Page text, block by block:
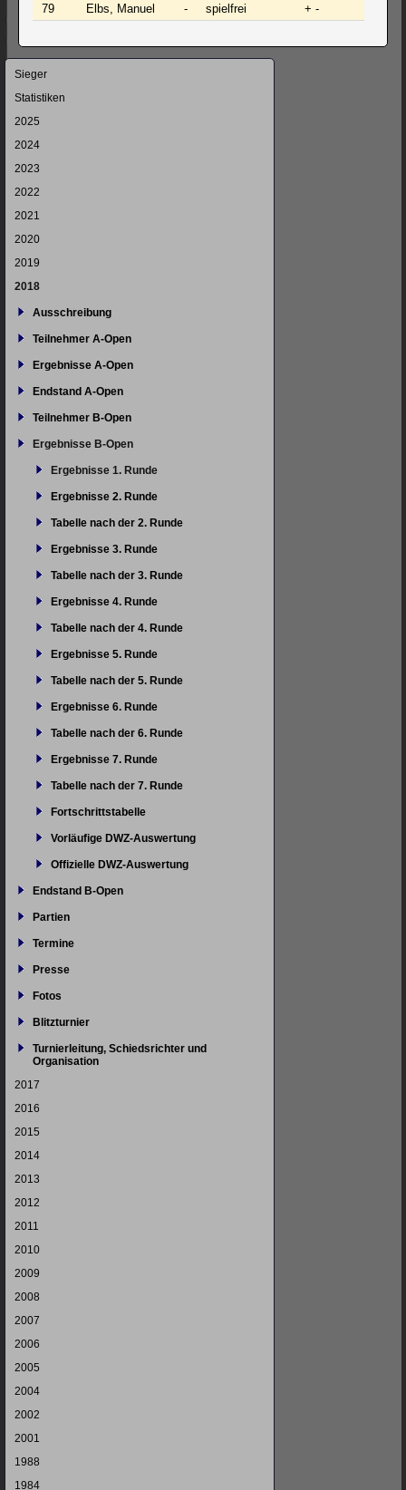
79
Elbs, Manuel - spielfrei + -
Navigation
Sieger
Statistiken
2025
2024
2023
2022
2021
2020
2019
2018
Ausschreibung
Teilnehmer A-Open
Ergebnisse A-Open
Endstand A-Open
Teilnehmer B-Open
Ergebnisse B-Open
Ergebnisse 1. Runde
Ergebnisse 2. Runde
Tabelle nach der 2. Runde
Ergebnisse 3. Runde
Tabelle nach der 3. Runde
Ergebnisse 4. Runde
Tabelle nach der 4. Runde
Ergebnisse 5. Runde
Tabelle nach der 5. Runde
Ergebnisse 6. Runde
Tabelle nach der 6. Runde
Ergebnisse 7. Runde
Tabelle nach der 7. Runde
Fortschrittstabelle
Vorläufige DWZ-Auswertung
Offizielle DWZ-Auswertung
Endstand B-Open
Partien
Termine
Presse
Fotos
Blitzturnier
Turnierleitung, Schiedsrichter und
Organisation
2017
2016
2015
2014
2013
2012
2011
2010
2009
2008
2007
2006
2005
2004
2002
2001
1988
1984